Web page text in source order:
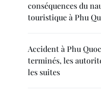
conséquences du
touristique à Phu
Accident à Phu
terminés, les
les suites